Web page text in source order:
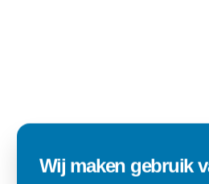
Wij maken gebruik